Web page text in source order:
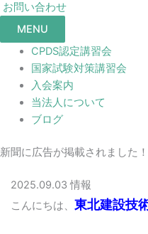
お問い合わせ
MENU
CPDS認定講習会
国家試験対策講習会
入会案内
当法人について
ブログ
新聞に広告が掲載されました！
2025.09.03 情報
こんにちは、 東北建設技